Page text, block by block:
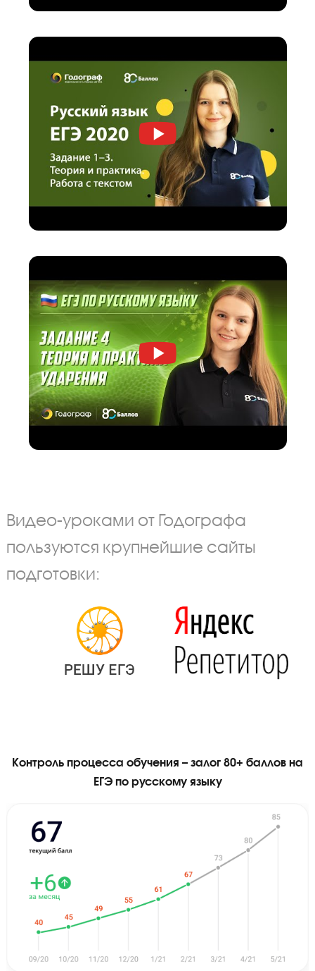
Вы бесплатно получите доступ к видео по
темы максимально подробно
Видео-уроками от Годографа
пользуются крупнейшие сайты
подготовки: